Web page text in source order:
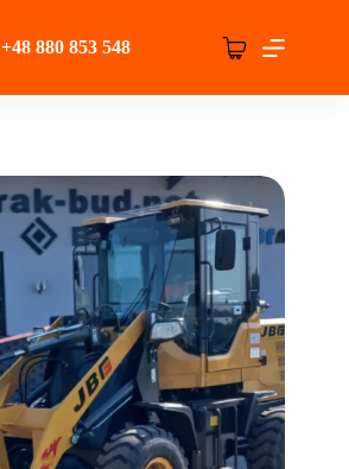
+48 880 853 548 Koszyk